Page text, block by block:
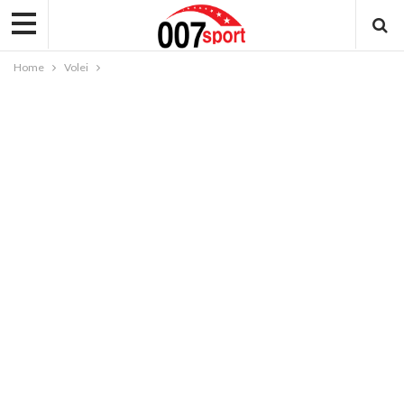
Home Volei